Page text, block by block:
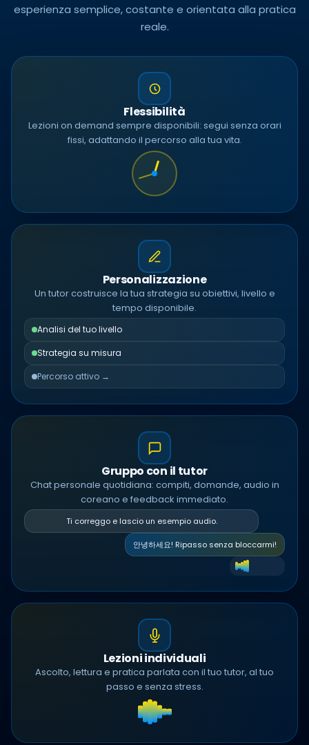
esperienza semplice, costante e orientata alla pratica
reale.
Flessibilità
Lezioni on demand sempre disponibili: segui senza orari
fissi, adattando il percorso alla tua vita.
Personalizzazione
Un tutor costruisce la tua strategia su obiettivi, livello e
tempo disponibile.
Analisi del tuo livello
Strategia su misura
Percorso attivo →
Gruppo con il tutor
Chat personale quotidiana: compiti, domande, audio in
coreano e feedback immediato.
Ti correggo e lascio un esempio audio.
안녕하세요! Ripasso senza bloccarmi!
Lezioni individuali
Ascolto, lettura e pratica parlata con il tuo tutor, al tuo
passo e senza stress.